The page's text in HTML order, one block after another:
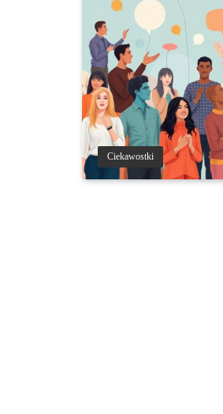
Ciekawostki